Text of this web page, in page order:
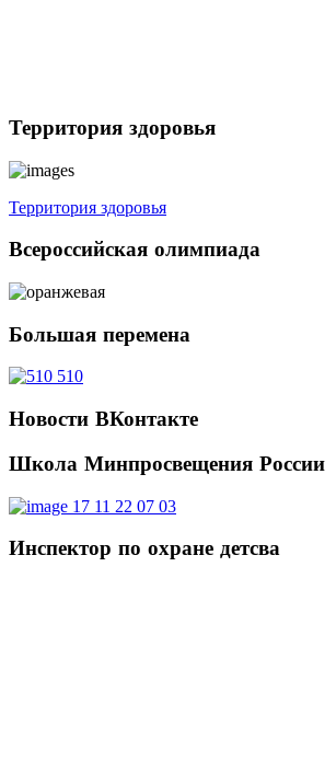
Территория здоровья
Территория здоровья
Всероссийская олимпиада
Большая перемена
Новости ВКонтакте
Школа Минпросвещения России
Инспектор по охране детсва